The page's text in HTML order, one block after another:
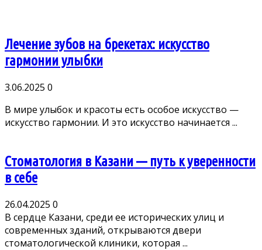
Лечение зубов на брекетах: искусство
гармонии улыбки
3.06.2025 0
В мире улыбок и красоты есть особое искусство —
искусство гармонии. И это искусство начинается ...
Стоматология в Казани — путь к уверенности
в себе
26.04.2025 0
В сердце Казани, среди ее исторических улиц и
современных зданий, открываются двери
стоматологической клиники, которая ...